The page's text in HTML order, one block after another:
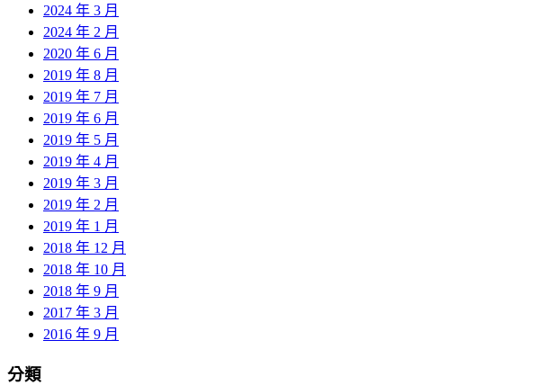
2024 年 3 月
2024 年 2 月
2020 年 6 月
2019 年 8 月
2019 年 7 月
2019 年 6 月
2019 年 5 月
2019 年 4 月
2019 年 3 月
2019 年 2 月
2019 年 1 月
2018 年 12 月
2018 年 10 月
2018 年 9 月
2017 年 3 月
2016 年 9 月
分類